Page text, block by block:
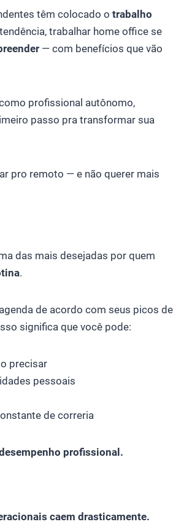
têm colocado o trabalho
trabalhar home office se
— com benefícios que vão
profissional autônomo,
passo pra transformar sua
pro remoto — e não querer mais
das mais desejadas por quem
.
de acordo com seus picos de
significa que você pode:
precisar
pessoais
de correria
profissional.
caem drasticamente.